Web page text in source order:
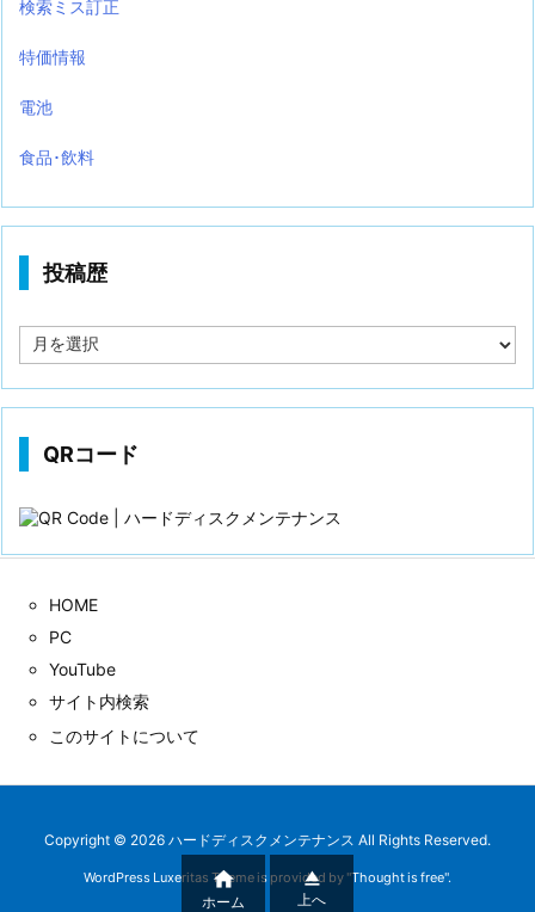
検索ミス訂正
特価情報
電池
食品･飲料
投稿歴
稿
QRコード
HOME
PC
YouTube
サイト内検索
このサイトについて
Copyright © 2026 ハードディスクメンテナンス All Rights Reserved.
WordPress Luxeritas Theme is provided by "Thought is free".

ホーム

上へ